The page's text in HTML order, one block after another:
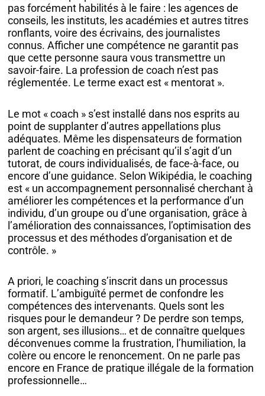
pas forcément habilités à le faire : les agences de
conseils, les instituts, les académies et autres titres
ronflants, voire des écrivains, des journalistes
connus. Afficher une compétence ne garantit pas
que cette personne saura vous transmettre un
savoir-faire. La profession de coach n’est pas
réglementée. Le terme exact est « mentorat ».
Le mot « coach » s’est installé dans nos esprits au
point de supplanter d’autres appellations plus
adéquates. Même les dispensateurs de formation
parlent de coaching en précisant qu’il s’agit d’un
tutorat, de cours individualisés, de face-à-face, ou
encore d’une guidance. Selon Wikipédia, le coaching
est « un accompagnement personnalisé cherchant à
améliorer les compétences et la performance d’un
individu, d’un groupe ou d’une organisation, grâce à
l’amélioration des connaissances, l’optimisation des
processus et des méthodes d’organisation et de
contrôle. »
A priori, le coaching s’inscrit dans un processus
formatif. L’ambiguïté permet de confondre les
compétences des intervenants. Quels sont les
risques pour le demandeur ? De perdre son temps,
son argent, ses illusions… et de connaître quelques
déconvenues comme la frustration, l’humiliation, la
colère ou encore le renoncement. On ne parle pas
encore en France de pratique illégale de la formation
professionnelle…